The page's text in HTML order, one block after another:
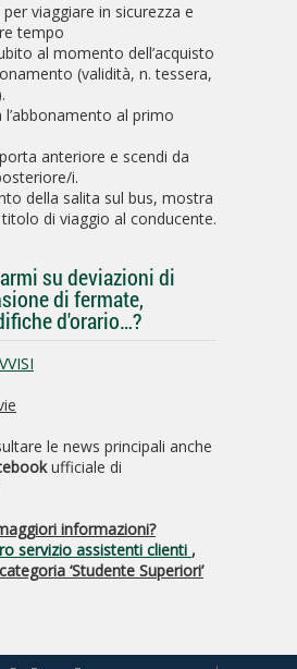
per viaggiare in sicurezza e
tempo
al momento dell’acquisto
(validità, n. tessera,
l’abbonamento al primo
anteriore e scendi da
i.
della salita sul bus, mostra
di viaggio al conducente.
su deviazioni di
di fermate,
d'orario…?
le news principali anche
ufficiale di
informazioni?
servizio assistenti clienti ,
‘Studente Superiori’